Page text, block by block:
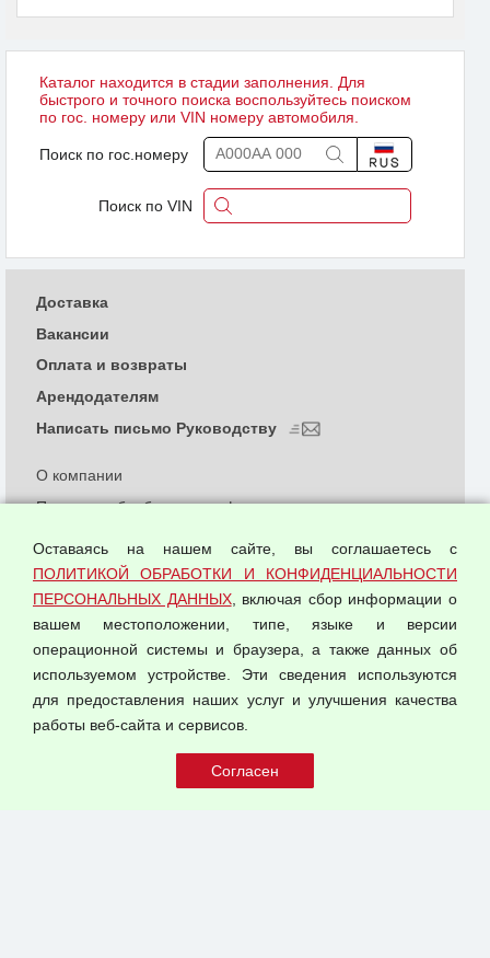
Каталог находится в стадии заполнения. Для
быстрого и точного поиска воспользуйтесь поиском
по гос. номеру или VIN номеру автомобиля.
Поиск по гос.номеру
Поиск по VIN
© 2026 ООО "Феникс"
О компании
Политика обработки и конфиденциальности
Согласием на обработку персональных данных
Оферта оптовой купли-продажи
Публичная оферта
Доставка
Вакансии
Оплата и возвраты
Арендодателям
Написать письмо Руководству
Оставаясь на нашем сайте, вы соглашаетесь с
ПОЛИТИКОЙ ОБРАБОТКИ И КОНФИДЕНЦИАЛЬНОСТИ
ПЕРСОНАЛЬНЫХ ДАННЫХ, включая сбор информации о
вашем местоположении, типе, языке и версии
операционной системы и браузера, а также данных об
используемом устройстве. Эти сведения используются
для предоставления наших услуг и улучшения качества
работы веб-сайта и сервисов.